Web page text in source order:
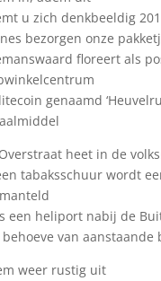
u zich denkbeeldig
bezorgen onze
floreert als
genaamd
heet in de
tabaksschuur wordt
een heliport nabij de
van aanstaande
weer rustig uit